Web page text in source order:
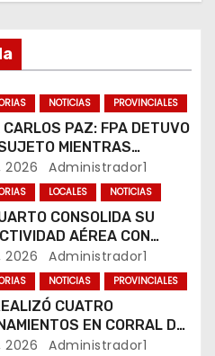
NOTICIAS PROVINCIALES
PAZ: FPA DETUVO
MIENTRAS
COCAÍNA Y
EN UNA PLAZA
2026 Administrador1
LOCALES NOTICIAS
CONSOLIDA SU
AÉREA CON
VUELOS SEMANALES A
AIRES
2026 Administrador1
NOTICIAS PROVINCIALES
CUATRO
EN CORRAL DE
IFFLINGER
2026 Administrador1